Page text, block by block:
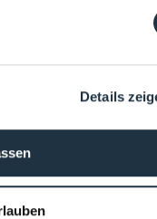
Details